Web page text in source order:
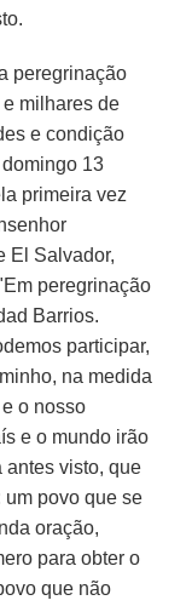
peregrinação
milhares de
e condição
13
primeira vez
El Salvador,
peregrinação
Barrios.
participar,
na medida
o nosso
e o mundo irão
antes visto, que
um povo que se
oração,
para obter o
que não